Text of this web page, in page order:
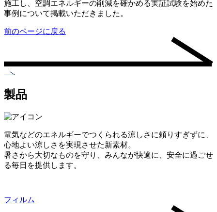
施工し、空調エネルギーの削減を確かめる実証試験を始めた
事例について掲載いただきました。
前のページに戻る
製品
電気などのエネルギーでつくられる涼しさに頼りすぎずに、
心地よい涼しさを実現させた新素材。
暑さから大切なものを守り、みんなが快適に、安全に過ごせ
る毎日を提供します。
フィルム